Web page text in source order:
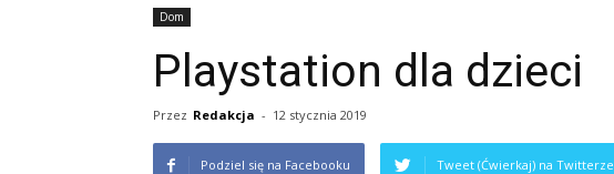
Dom
Playstation dla dzieci
Przez Redakcja - 12 stycznia 2019
Podziel się na Facebooku Tweet (Ćwierkaj) na Twitterze